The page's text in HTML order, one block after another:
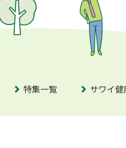
特集一覧 サワイ健